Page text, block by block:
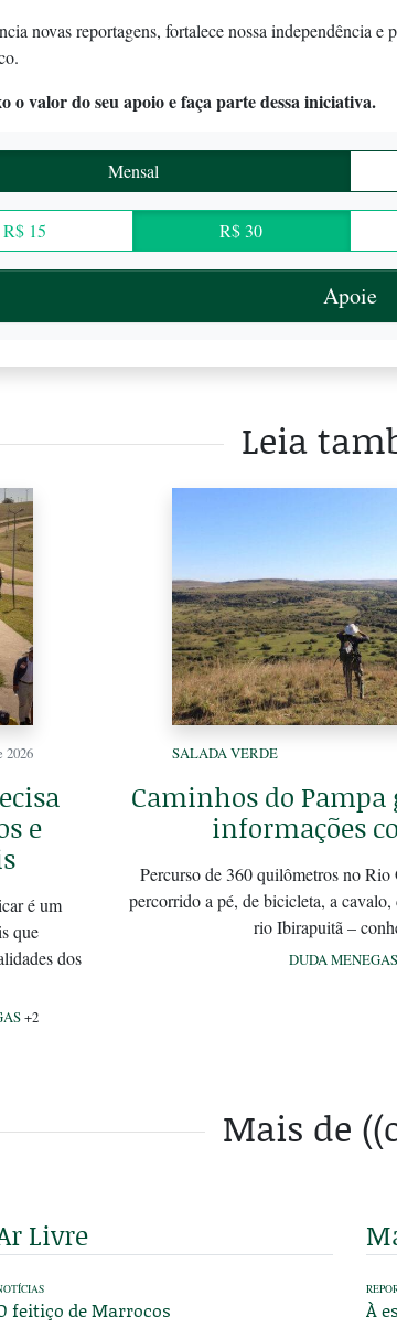
novas reportagens, fortalece nossa independência
o valor do seu apoio e faça parte dessa iniciativa.
Mensal
R$ 15 R$ 30
Apoie
Leia
2026
e
é um
que
dos
+2
SALADA VERDE
Caminhos do
informações
Percurso de 360 quilômetros no Rio
percorrido a pé, de bicicleta, a
rio Ibirapuitã –
DUDA
Mais de
Livre
feitiço de Marrocos À